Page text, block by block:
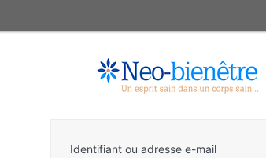
Identifiant ou adresse e-mail